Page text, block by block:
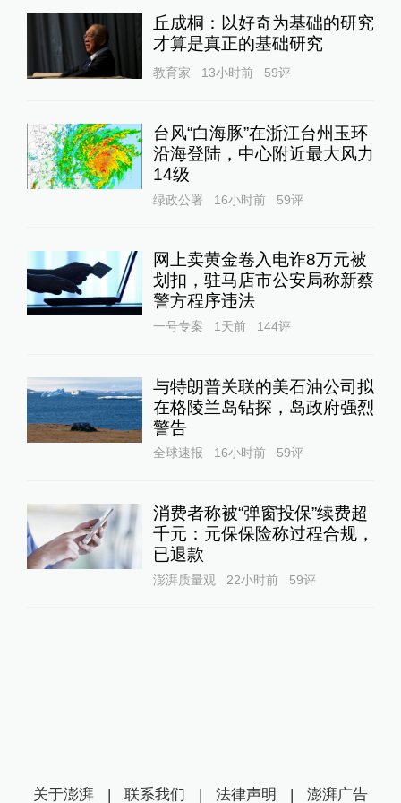
丘成桐：以好奇为基础的研究
才算是真正的基础研究
教育家 13小时前 59评
台风“白海豚”在浙江台州玉环
沿海登陆，中心附近最大风力
14级
绿政公署 16小时前 59评
网上卖黄金卷入电诈8万元被
划扣，驻马店市公安局称新蔡
警方程序违法
一号专案 1天前 144评
与特朗普关联的美石油公司拟
在格陵兰岛钻探，岛政府强烈
警告
全球速报 16小时前 59评
消费者称被“弹窗投保”续费超
千元：元保保险称过程合规，
已退款
澎湃质量观 22小时前 59评
关于澎湃 | 联系我们 | 法律声明 | 澎湃广告